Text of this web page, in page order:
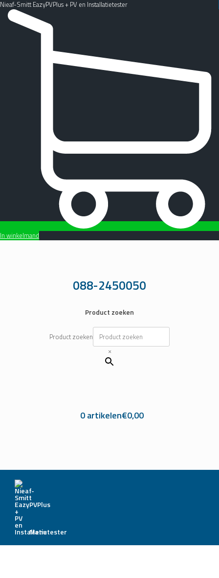
Nieaf-Smitt EazyPVPlus + PV en Installatietester
In winkelmand
088-2450050
Product zoeken
Product zoeken
×
0 artikelen€0,00
Menu